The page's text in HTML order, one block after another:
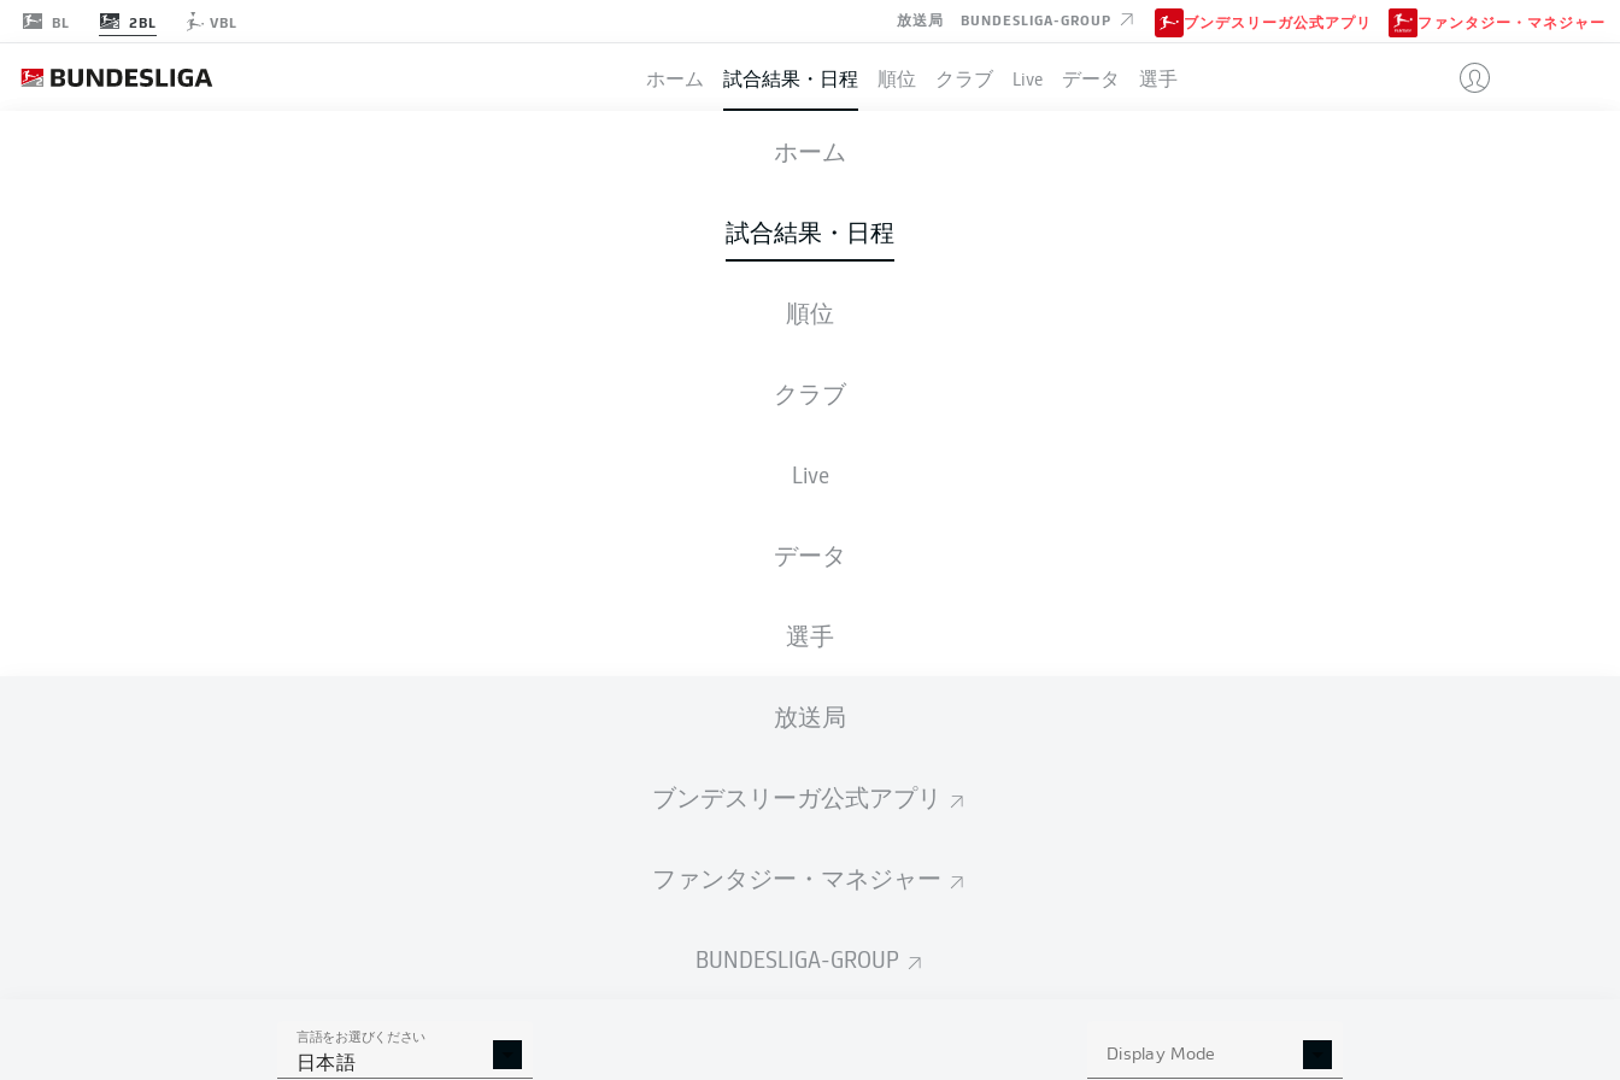
BL 2BL VBL 放送局 BUNDESLIGA-GROUP ブンデスリーガ公式アプリ ファンタジー・マネジャー
ホーム 試合結果・日程 順位 クラブ Live データ 選手
ホーム
試合結果・日程
順位
クラブ
Live
データ
選手
放送局
ブンデスリーガ公式アプリ
ファンタジー・マネジャー
BUNDESLIGA-GROUP
言語をお選びください
日本語 Display Mode
MAGDEBURG ST. PAULI
スターティングメンバー
金, 06.11.2026 - 日, 08.11.2026
広告